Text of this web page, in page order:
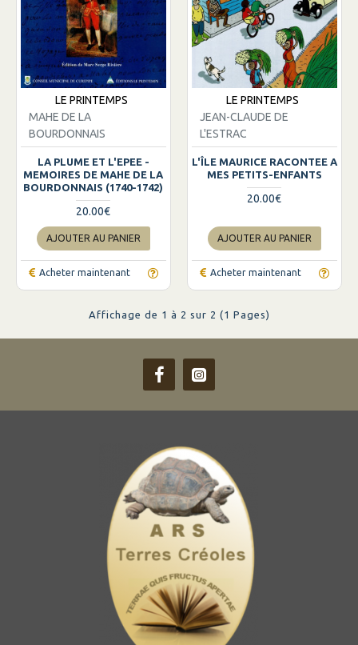
LE PRINTEMPS
MAHE DE LA
BOURDONNAIS
LA PLUME ET L'EPEE -
MEMOIRES DE MAHE DE LA
BOURDONNAIS (1740-1742)
20.00€
AJOUTER AU PANIER
Acheter maintenant
LE PRINTEMPS
JEAN-CLAUDE DE
L'ESTRAC
L'ÎLE MAURICE RACONTEE A
MES PETITS-ENFANTS
20.00€
AJOUTER AU PANIER
Acheter maintenant
Affichage de 1 à 2 sur 2 (1 Pages)